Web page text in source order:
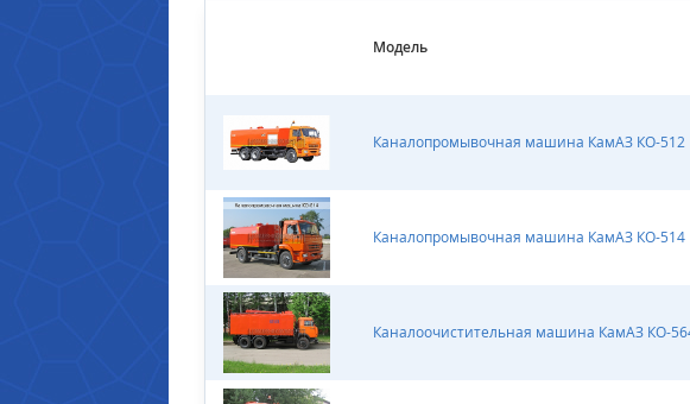
Модель
Каналопромывочная машина КамАЗ КО-512
Каналопромывочная машина КамАЗ КО-514
Каналоочистительная машина КамАЗ КО-